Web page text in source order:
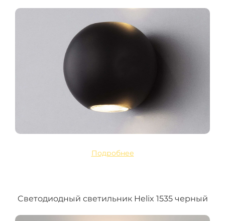
Подробнее
Cветодиодный светильник Helix 1535 черный